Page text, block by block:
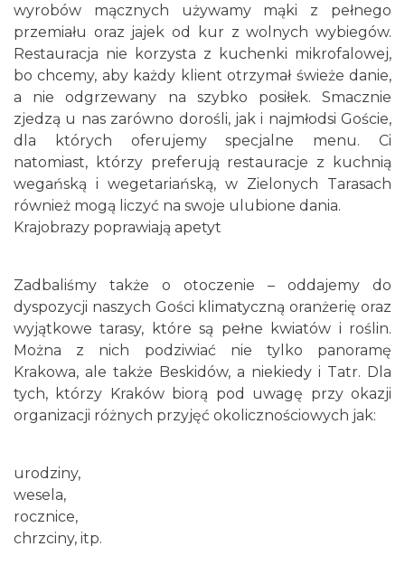
wyrobów mącznych używamy mąki z pełnego
przemiału oraz jajek od kur z wolnych wybiegów.
Restauracja nie korzysta z kuchenki mikrofalowej,
bo chcemy, aby każdy klient otrzymał świeże danie,
a nie odgrzewany na szybko posiłek. Smacznie
zjedzą u nas zarówno dorośli, jak i najmłodsi Goście,
dla których oferujemy specjalne menu. Ci
natomiast, którzy preferują restauracje z kuchnią
wegańską i wegetariańską, w Zielonych Tarasach
również mogą liczyć na swoje ulubione dania.
Krajobrazy poprawiają apetyt
Zadbaliśmy także o otoczenie – oddajemy do
dyspozycji naszych Gości klimatyczną oranżerię oraz
wyjątkowe tarasy, które są pełne kwiatów i roślin.
Można z nich podziwiać nie tylko panoramę
Krakowa, ale także Beskidów, a niekiedy i Tatr. Dla
tych, którzy Kraków biorą pod uwagę przy okazji
organizacji różnych przyjęć okolicznościowych jak:
urodziny,
wesela,
rocznice,
chrzciny, itp.